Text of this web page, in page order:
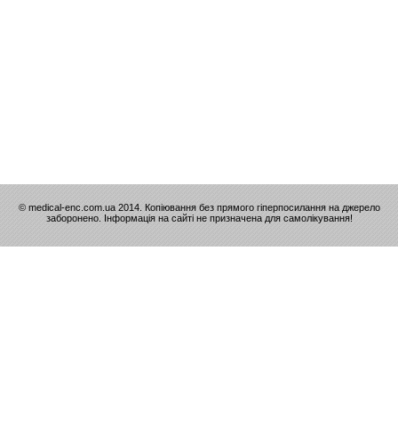
© medical-enc.com.ua 2014. Копіювання без прямого гіперпосилання на джерело
заборонено. Інформація на сайті не призначена для самолікування!